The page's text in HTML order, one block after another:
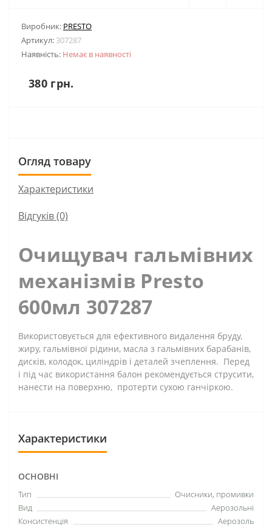
Виробник: PRESTO
Артикул: 307287
Наявність: Немає в наявності
380 грн.
Огляд товару
Характеристики
Відгуків (0)
Очищувач гальмівних
механізмів Presto
600мл 307287
Використовується для ефективного видалення бруду,
жиру, гальмівної рідини, масла з гальмівних барабанів,
дисків, колодок, циліндрів і деталей зчеплення. Перед
і під час використання балон рекомендується струсити,
нанести на поверхню, протерти сухою ганчіркою.
Характеристики
ОСНОВНІ
Тип
Очисники, промивки
Вид
Аерозольні
Консистенція
Аерозоль